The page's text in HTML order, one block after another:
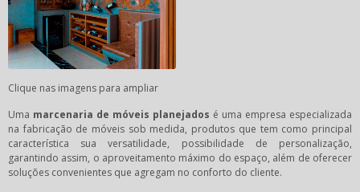
Clique nas imagens para ampliar
Uma marcenaria de móveis planejados é uma empresa especializada
na fabricação de móveis sob medida, produtos que tem como principal
característica sua versatilidade, possibilidade de personalização,
garantindo assim, o aproveitamento máximo do espaço, além de oferecer
soluções convenientes que agregam no conforto do cliente.